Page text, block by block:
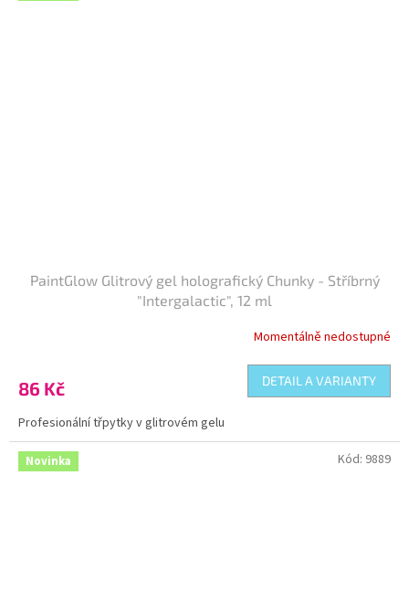
PaintGlow Glitrový gel holografický Chunky - Stříbrný
"Intergalactic", 12 ml
Momentálně nedostupné
86 Kč DETAIL A VARIANTY
Profesionální třpytky v glitrovém gelu
Novinka Kód: 9889